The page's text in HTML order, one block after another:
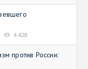
4 428
против России: